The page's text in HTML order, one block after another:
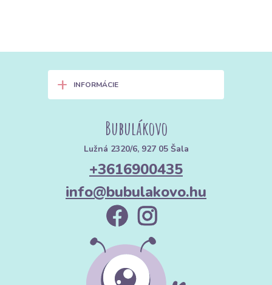
+ INFORMÁCIE
Bubulákovo
Lužná 2320/6, 927 05 Šala
+3616900435
info@bubulakovo.hu